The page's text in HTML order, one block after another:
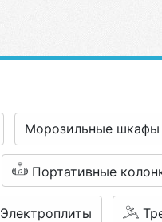
Морозильные шкафы
Портативные
Электроплиты